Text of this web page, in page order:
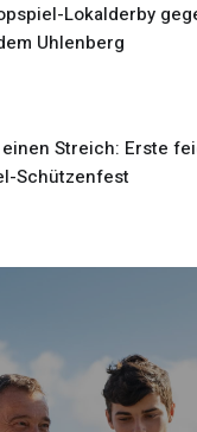
Lokalderby
Uhlenberg
Streich: Erste
Schützenfest